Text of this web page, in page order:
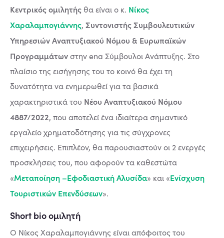
Κεντρικός ομιλητής θα είναι ο κ. Νίκος
Χαραλαμπογιάννης, Συντονιστής Συμβουλευτικών
Υπηρεσιών Αναπτυξιακού Νόμου & Ευρωπαϊκών
Προγραμμάτωνστην ena Σύμβουλοι Ανάπτυξης. Στο
πλαίσιο της εισήγησης του το κοινό θα έχει τη
δυνατότητα να ενημερωθεί για τα βασικά
χαρακτηριστικά του Νέου Αναπτυξιακού Νόμου
4887/2022, που αποτελεί ένα ιδιαίτερα σημαντικό
εργαλείο χρηματοδότησης για τις σύγχρονες
επιχειρήσεις. Επιπλέον, θα παρουσιαστούν οι 2 ενεργές
προσκλήσεις του, που αφορούν τα καθεστώτα
«Μεταποίηση –Εφοδιαστική Αλυσίδα» και «Ενίσχυση
Τουριστικών Επενδύσεων».
Short bio ομιλητή
O Νίκος Χαραλαμπογιάννης είναι απόφοιτος του